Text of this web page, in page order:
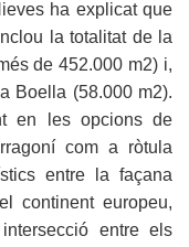
ha explicat que
la totalitat de la
de 452.000 m2) i,
Boella (58.000 m2).
en les opcions de
com a ròtula
entre la façana
continent europeu,
entre els